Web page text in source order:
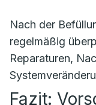
Nach der
regelmäßig
Reparaturen,
Fazit: